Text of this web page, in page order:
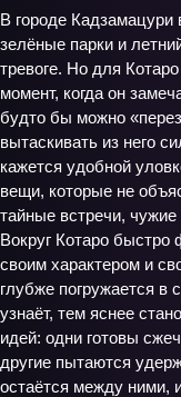
В городе
зелёные парки и
тревоге. Но для
момент, когда он
будто бы можно
вытаскивать из него
кажется удобной
вещи, которые не
тайные встречи,
Вокруг Котаро быстро
своим характером и
глубже погружается
узнаёт, тем яснее
идей: одни готовы
другие пытаются
остаётся между ними,